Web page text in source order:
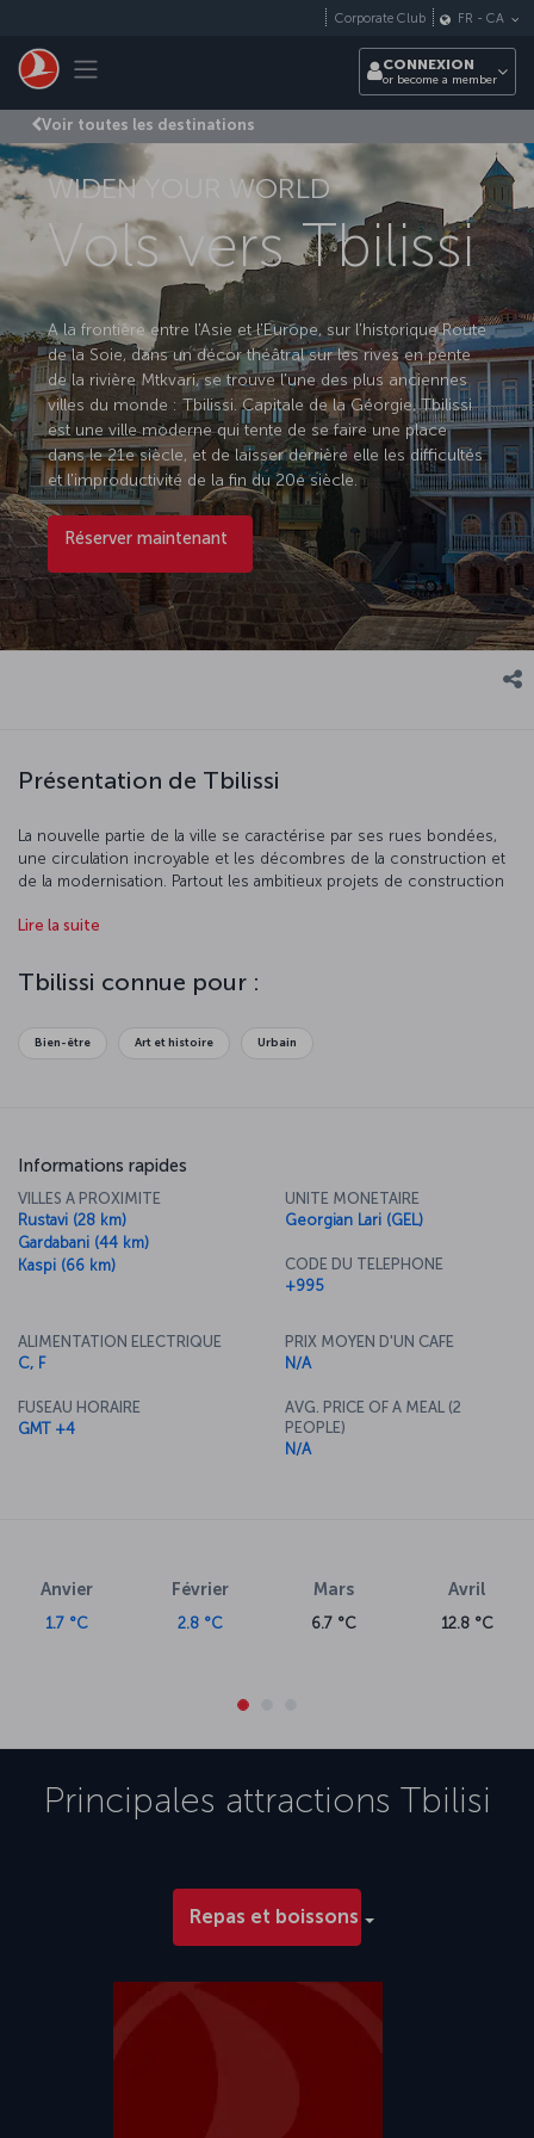
Toggle navigation
Corporate Club FR - CA
CONNEXION
or become a member
Voir toutes les destinations
WIDEN YOUR WORLD
Vols vers Tbilissi
A la frontière entre l'Asie et l'Europe, sur l'historique Route
de la Soie, dans un décor théâtral sur les rives en pente
de la rivière Mtkvari, se trouve l'une des plus anciennes
villes du monde : Tbilissi. Capitale de la Géorgie, Tbilissi
est une ville moderne qui tente de se faire une place
dans le 21e siècle, et de laisser derrière elle les difficultés
et l'improductivité de la fin du 20e siècle.
Réserver maintenant
Présentation de Tbilissi
La nouvelle partie de la ville se caractérise par ses rues bondées,
une circulation incroyable et les décombres de la construction et
de la modernisation. Partout les ambitieux projets de construction
et un palais présidentiel, sont la preuve du désir de Tbilissi de se
les bâtiments soviétiques délabrés et les anciens marchés pleins
de monde. Pourtant, Tbilissi est une ville aux deux légendes.
ville. Une promenade dans cette région évocatrice de la jonction
xmlns="http://www.w3.org/1999/xhtml">e</sup> siècle, alors que la
région était une citadelle perse. Tbilissi, le cœur du Caucase du
Sud, est une ville incontournable pour le voyageur.
Lire la suite
Tbilissi connue pour :
Bien-être Art et histoire Urbain
Informations rapides
VILLES A PROXIMITE
Rustavi (28 km)
Gardabani (44 km)
Kaspi (66 km)
UNITE MONETAIRE
Georgian Lari (GEL)
CODE DU TELEPHONE
+995
ALIMENTATION ELECTRIQUE
C, F
FUSEAU HORAIRE
GMT +4
PRIX MOYEN D'UN CAFE
N/A
AVG. PRICE OF A MEAL (2
PEOPLE)
N/A
Anvier
1.7 °C
Février
2.8 °C
Mars
6.7 °C
Avril
12.8 °C
Principales attractions Tbilisi
Repas et boissons